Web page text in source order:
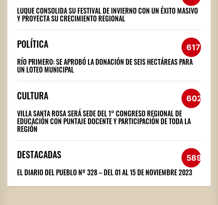
LUQUE CONSOLIDA SU FESTIVAL DE INVIERNO CON UN ÉXITO MASIVO
Y PROYECTA SU CRECIMIENTO REGIONAL
POLÍTICA 617
RÍO PRIMERO: SE APROBÓ LA DONACIÓN DE SEIS HECTÁREAS PARA
UN LOTEO MUNICIPAL
CULTURA 602
VILLA SANTA ROSA SERÁ SEDE DEL 1° CONGRESO REGIONAL DE
EDUCACIÓN CON PUNTAJE DOCENTE Y PARTICIPACIÓN DE TODA LA
REGIÓN
DESTACADAS 589
EL DIARIO DEL PUEBLO Nº 328 – DEL 01 AL 15 DE NOVIEMBRE 2023